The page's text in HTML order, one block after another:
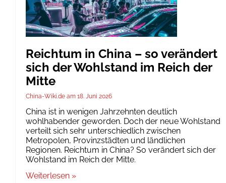
Reichtum in China – so verändert
sich der Wohlstand im Reich der
Mitte
China-Wiki.de 18. Juni 2026
China ist in wenigen Jahrzehnten deutlich
wohlhabender geworden. Doch der neue Wohlstand
verteilt sich sehr unterschiedlich zwischen
Metropolen, Provinzstädten und ländlichen
Regionen. Reichtum in China? So verändert sich der
Wohlstand im Reich der Mitte.
Weiterlesen »